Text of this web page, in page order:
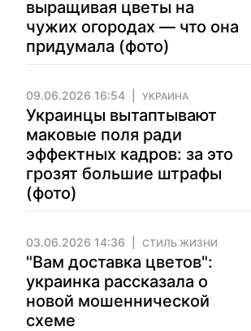
выращивая цветы на
чужих огородах — что она
придумала (фото)
09.06.2026 16:54 УКРАИНА
Украинцы вытаптывают
маковые поля ради
эффектных кадров: за это
грозят большие штрафы
(фото)
03.06.2026 14:36 СТИЛЬ ЖИЗНИ
"Вам доставка цветов":
украинка рассказала о
новой мошеннической
схеме